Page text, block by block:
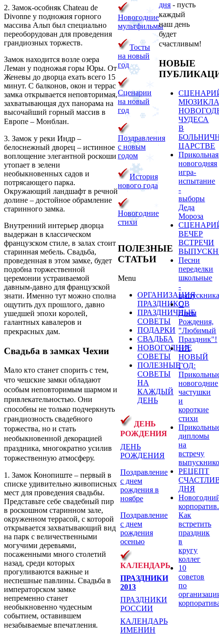
2. Замок-особняк Chateau de
Divonne у подножия горного
массива Альп был специально
переоборудован для проведения
грандиозных торжеств.
Замок находится возле озера
Леман у подножья горы Юры. От
Женевы до дворца ехать всего 15
минут. С балконов, окон и террас
замка открывается неповторимая,
захватывающая дух панорама на
высочайший горный массив в
Европе – Монблан.
3. Замок у реки Индр –
белоснежный дворец – истинное
воплощение элегантной роскоши
утопает в зелени
необыкновенных садов и
потрясающего парка.
Окружающий ландшафт в речной
долине – достойное обрамление
старинного замка.
Внутренний интерьер дворца
выдержан в классическом
французском стиле, в залах стоит
старинная мебель. Свадьба,
проведенная в этом замке, будет
подобна торжественной
церемонии устраиваемой
давным-давно для французской
знати. Именно тут можно сполна
ощутить дух прошлого, давно
ушедшей эпохи королей,
галантных кавалеров и
прекрасных дам.
Свадьба в замках Чехии
Мало кто станет спорить с тем,
что чешские замки обладают
особым неповторимым шармом и
привлекательностью. Они
способны не только подчеркнуть
грандиозность свадебного
торжества, но и стать
необыкновенной декорацией
праздника, многократно усилив
торжественную атмосферу.
1. Замок Конопиште – первый в
списке удивительно живописных
мест для проведения свадьбы.
Представьте себе свадебный пир
в роскошном старинном зале,
окруженном террасой, с которой
открывается захватывающий вид
на парк с величественными
могучими деревьями,
посаженными много столетий
назад, среди которых
прогуливаются важные и
неспешные павлины. Свадьба в
императорском замке
непременно станет
необыкновенно чудесным
событием, оставившем
незабываемые впечатления.
Новогодние
мультфильмы
Тосты
на новый
год
Сценарии
на новый
год
Поздравления
с новым
годом
История
нового года
Новогодние
стихи
ПОЛЕЗНЫЕ
СТАТЬИ
Menu
ОРГАНИЗАЦИЯ
ПРАЗДНИКОВ
ПРАЗДНИЧНЫЕ
СОВЕТЫ
ПОДАРКИ
СВАДЬБА
НОВОГОДНИЕ
СОВЕТЫ
ПОЛЕЗНЫЕ
СОВЕТЫ
НА
КАЖДЫЙ
ДЕНЬ
ДЕНЬ
РОЖДЕНИЯ
ДЕНЬ
РОЖДЕНИЯ
Поздравление
с днем
рождения в
ноябре
Поздравление
с днем
рождения
осенью
КАЛЕНДАРЬ
ПРАЗДНИКИ
2013
ПРАЗДНИКИ
РОССИИ
КАЛЕНДАРЬ
ИМЕНИН
дня - пусть
каждый
наш день
будет
счастливым!
НОВЫЕ
ЧУДЕСА
В
ЦАРСТВЕ
Прикольная
новогодняя
игра-
испытание
-
выборы
Деда
Мороза
ВЕЧЕР
ВСТРЕЧИ
Песни
переделки
школьные
-
С
Днем
Рождения,
"Любимый
Праздник"!
НА
НОВЫЙ
ГОД:
новогодние
частушки
и
короткие
стихи
дипломы
на
встречу
РЕЦЕПТ
ДНЯ
корпоратив.
Как
встретить
праздник
в
кругу
коллег
10
советов
по